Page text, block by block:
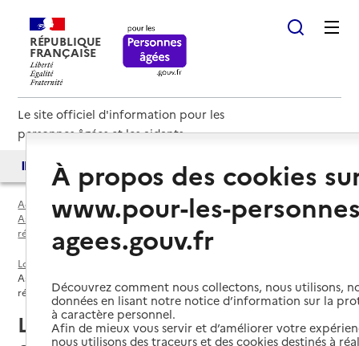
RÉPUBLIQUE
FRANÇAISE
Le site officiel d'information pour les
personnes âgées et les aidants
Accès aux annuaires Accès par besoin
Accueil
Espace annuaire
Associations ou agence proposant des vacances ou des séjours de
répit par département
Loiret (45)
Association ou agence proposant des vacances ou des séjours de
répit
Loiret (45) : liste des associations
À propos des cookies
www.pour-les-
agees.gouv.fr
Découvrez comment nous collectons, nous utilisons,
données en lisant notre notice d’information sur la
à caractère personnel.
Afin de mieux vous servir et d’améliorer votre
nous utilisons des traceurs et des cookies destinés à